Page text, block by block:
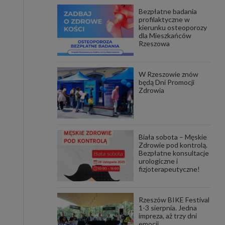
Aby
i ich
w
do
Bezpłatne badania
profilaktyczne w
kierunku osteoporozy
dla Mieszkańców
Rzeszowa
W Rzeszowie znów
będą Dni Promocji
Zdrowia
Biała sobota – Męskie
Zdrowie pod kontrolą.
Bezpłatne konsultacje
urologiczne i
fizjoterapeutyczne!
Rzeszów BIKE Festival
1-3 sierpnia. Jedna
impreza, aż trzy dni